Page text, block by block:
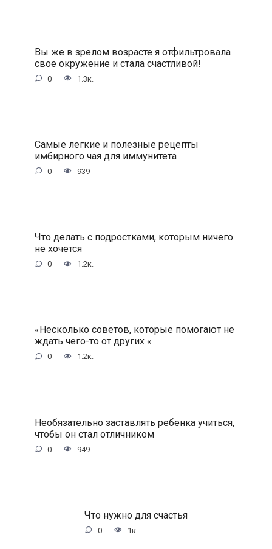
Вы же в зрелом возрасте я отфильтровала
свое окружение и стала счастливой!
0 1.3к.
Самые легкие и полезные рецепты
имбирного чая для иммунитета
0 939
Что делать с подростками, которым ничего
не хочется
0 1.2к.
«Несколько советов, которые помогают не
ждать чего-то от других «
0 1.2к.
Необязательно заставлять ребенка учиться,
чтобы он стал отличником
0 949
Что нужно для счастья
0 1к.